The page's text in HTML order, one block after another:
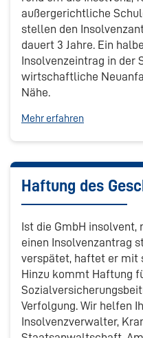
außergerichtliche
stellen den
dauert 3 Jahre. Ein
Insolvenzeintrag in der
wirtschaftliche
Nähe.
Mehr erfahren
Haftung des
Ist die GmbH
einen Insolvenzantrag
verspätet, haftet er mit
Hinzu kommt Haftung
Verfolgung. Wir helfen
Insolvenzverwalter,